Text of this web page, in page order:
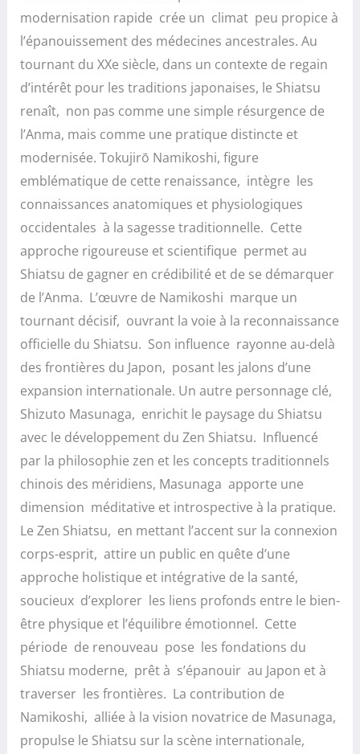
modernisation rapide crée un climat peu propice à
l’épanouissement des médecines ancestrales. Au
tournant du XXe siècle, dans un contexte de regain
d’intérêt pour les traditions japonaises, le Shiatsu
renaît, non pas comme une simple résurgence de
l’Anma, mais comme une pratique distincte et
modernisée. Tokujirō Namikoshi, figure
emblématique de cette renaissance, intègre les
connaissances anatomiques et physiologiques
occidentales à la sagesse traditionnelle. Cette
approche rigoureuse et scientifique permet au
Shiatsu de gagner en crédibilité et de se démarquer
de l’Anma. L’œuvre de Namikoshi marque un
tournant décisif, ouvrant la voie à la reconnaissance
officielle du Shiatsu. Son influence rayonne au-delà
des frontières du Japon, posant les jalons d’une
expansion internationale. Un autre personnage clé,
Shizuto Masunaga, enrichit le paysage du Shiatsu
avec le développement du Zen Shiatsu. Influencé
par la philosophie zen et les concepts traditionnels
chinois des méridiens, Masunaga apporte une
dimension méditative et introspective à la pratique.
Le Zen Shiatsu, en mettant l’accent sur la connexion
corps-esprit, attire un public en quête d’une
approche holistique et intégrative de la santé,
soucieux d’explorer les liens profonds entre le bien-
être physique et l’équilibre émotionnel. Cette
période de renouveau pose les fondations du
Shiatsu moderne, prêt à s’épanouir au Japon et à
traverser les frontières. La contribution de
Namikoshi, alliée à la vision novatrice de Masunaga,
propulse le Shiatsu sur la scène internationale,